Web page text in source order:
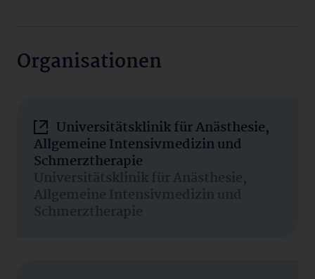
Organisationen
Universitätsklinik für Anästhesie,
Allgemeine Intensivmedizin und
Schmerztherapie
Universitätsklinik für Anästhesie,
Allgemeine Intensivmedizin und
Schmerztherapie